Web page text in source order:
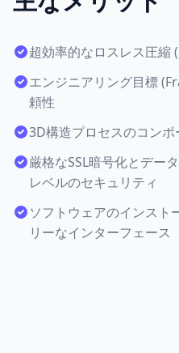
超効率的なロスレス圧
エンジニアリング目標
頼性
3D構造プロセスのコン
厳格なSSL暗号化とデー
レベルのセキュリティ
ソフトウェアのインスト
リーなインターフェース